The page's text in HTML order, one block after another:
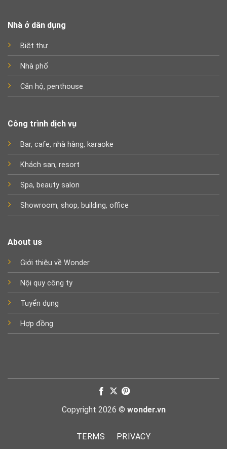
Nhà ở dân dụng
Biệt thự
Nhà phố
Căn hộ, penthouse
Công trình dịch vụ
Bar, cafe, nhà hàng, karaoke
Khách sạn, resort
Spa, beauty salon
Showroom, shop, building, office
About us
Giới thiệu về Wonder
Nội quy công ty
Tuyển dụng
Hợp đồng
Copyright 2026 © wonder.vn
TERMS PRIVACY